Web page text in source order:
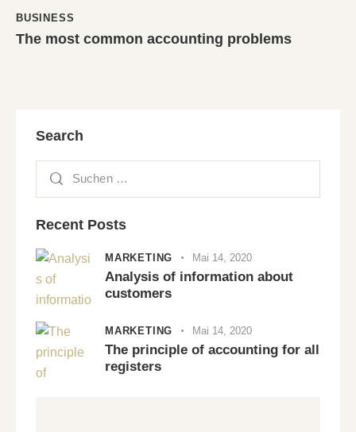
BUSINESS
The most common accounting problems
Search
Recent Posts
MARKETING Mai 14, 2020
Analysis of information about
customers
MARKETING Mai 14, 2020
The principle of accounting for all
registers